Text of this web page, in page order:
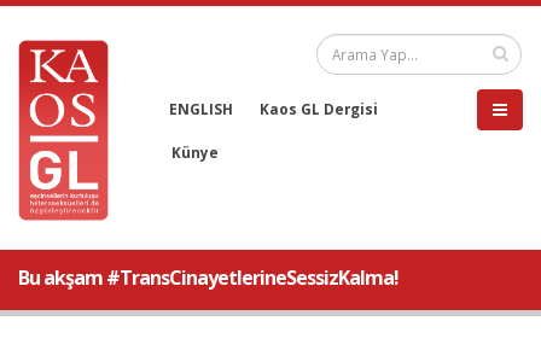
ENGLISH Kaos GL Dergisi
Künye
Bu akşam #TransCinayetlerineSessizKalma!